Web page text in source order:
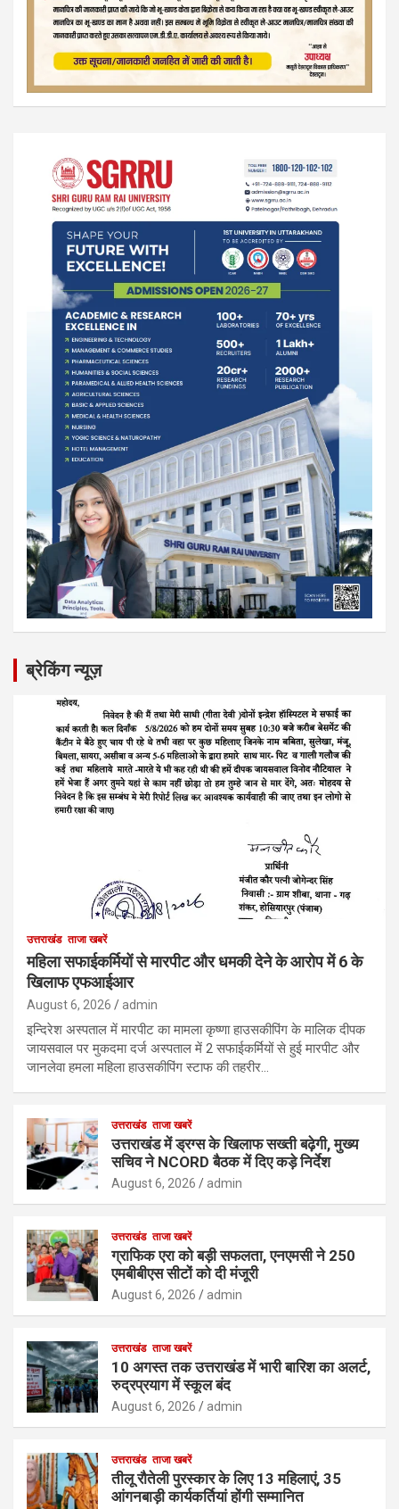
ब्रेकिंग न्यूज़
उत्तराखंड ताजा खबरें
महिला सफाईकर्मियों से मारपीट और धमकी देने के आरोप में 6 के
खिलाफ एफआईआर
August 6, 2026 admin
इन्दिरेश अस्पताल में मारपीट का मामला कृष्णा हाउसकीपिंग के मालिक दीपक
जायसवाल पर मुकदमा दर्ज अस्पताल में 2 सफाईकर्मियों से हुई मारपीट और
जानलेवा हमला महिला हाउसकीपिंग स्टाफ की तहरीर…
उत्तराखंड ताजा खबरें
उत्तराखंड में ड्रग्स के खिलाफ सख्ती बढ़ेगी, मुख्य
सचिव ने NCORD बैठक में दिए कड़े निर्देश
August 6, 2026 admin
उत्तराखंड ताजा खबरें
ग्राफिक एरा को बड़ी सफलता, एनएमसी ने 250
एमबीबीएस सीटों को दी मंजूरी
August 6, 2026 admin
उत्तराखंड ताजा खबरें
10 अगस्त तक उत्तराखंड में भारी बारिश का अलर्ट,
रुद्रप्रयाग में स्कूल बंद
August 6, 2026 admin
उत्तराखंड ताजा खबरें
तीलू रौतेली पुरस्कार के लिए 13 महिलाएं, 35
आंगनबाड़ी कार्यकर्तियां होंगी सम्मानित